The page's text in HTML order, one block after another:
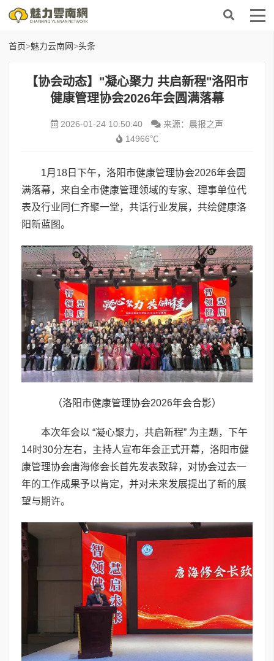
首页>魅力云南网>头条
【协会动态】"凝心聚力 共启新程"洛阳市
健康管理协会2026年会圆满落幕
2026-01-24 10:50:40
来源：晨报之声
14966℃
1月18日下午，洛阳市健康管理协会2026年会圆
满落幕，来自全市健康管理领域的专家、理事单位代
表及行业同仁齐聚一堂，共话行业发展，共绘健康洛
阳新蓝图。
（洛阳市健康管理协会2026年会合影）
本次年会以 “凝心聚力，共启新程” 为主题，下午
14时30分左右，主持人宣布年会正式开幕，洛阳市健
康管理协会唐海修会长首先发表致辞，对协会过去一
年的工作成果予以肯定，并对未来发展提出了新的展
望与期许。